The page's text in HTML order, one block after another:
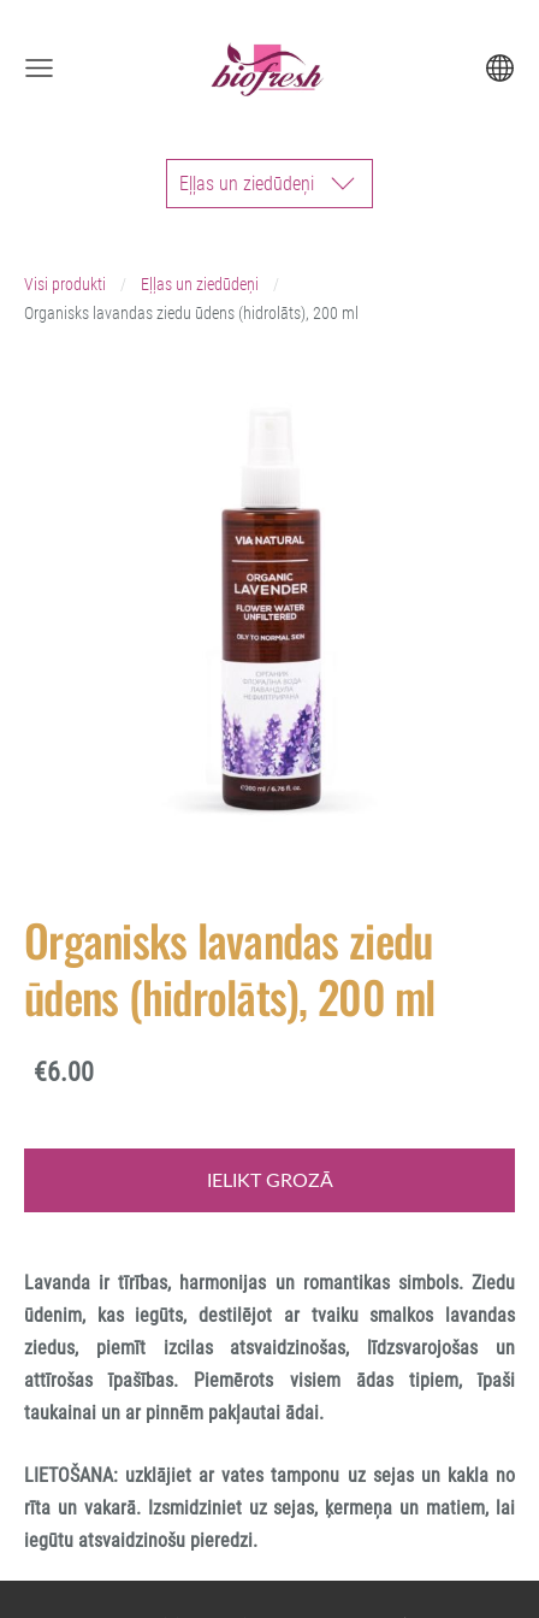
Eļļas un ziedūdeņi
Visi produkti
Eļļas un ziedūdeņi
Organisks lavandas ziedu ūdens (hidrolāts), 200 ml
Organisks lavandas ziedu
ūdens (hidrolāts), 200 ml
€6.00
IELIKT GROZĀ
Lavanda ir tīrības, harmonijas un romantikas simbols. Ziedu
ūdenim, kas iegūts, destilējot ar tvaiku smalkos lavandas
ziedus, piemīt izcilas atsvaidzinošas, līdzsvarojošas un
attīrošas īpašības. Piemērots visiem ādas tipiem, īpaši
taukainai un ar pinnēm pakļautai ādai.
LIETOŠANA: uzklājiet ar vates tamponu uz sejas un kakla no
rīta un vakarā. Izsmidziniet uz sejas, ķermeņa un matiem, lai
iegūtu atsvaidzinošu pieredzi.